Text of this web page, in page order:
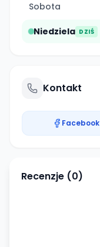
Sobota
Niedziela DZIŚ
Kontakt
Facebook
Recenzje (0)